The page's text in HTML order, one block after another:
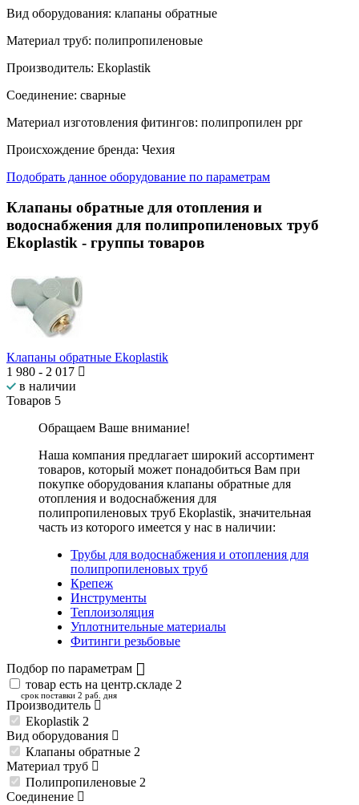
Вид оборудования: клапаны обратные
Материал труб: полипропиленовые
Производитель: Ekoplastik
Соединение: сварные
Материал изготовления фитингов: полипропилен ppr
Происхождение бренда: Чехия
Подобрать данное оборудование по параметрам
Клапаны обратные для отопления и
водоснабжения для полипропиленовых труб
Ekoplastik - группы товаров
Клапаны обратные Ekoplastik
1 980 - 2 017
в наличии
Товаров 5
Обращаем Ваше внимание!
Наша компания предлагает широкий ассортимент
товаров, который может понадобиться Вам при
покупке оборудования клапаны обратные для
отопления и водоснабжения для
полипропиленовых труб Ekoplastik, значительная
часть из которого имеется у нас в наличии:
Трубы для водоснабжения и отопления для
полипропиленовых труб
Крепеж
Инструменты
Теплоизоляция
Уплотнительные материалы
Фитинги резьбовые
Подбор по параметрам
товар есть на центр.складе 2
срок поставки 2 раб. дня
Производитель
Ekoplastik 2
Вид оборудования
Клапаны обратные 2
Материал труб
Полипропиленовые 2
Соединение